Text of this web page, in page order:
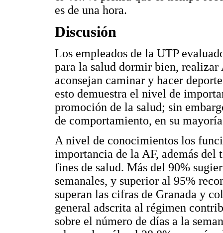
es de una hora.
Discusión
Los empleados de la UTP
para la salud dormir bien, realizar
aconsejan caminar y hacer
esto demuestra el nivel de
promoción de la salud; sin
de comportamiento, en su
A nivel de conocimientos los
importancia de la AF, además del
fines de salud. Más del 90%
semanales, y superior al 95%
superan las cifras de Granada y
general adscrita al régimen
sobre el número de días a la